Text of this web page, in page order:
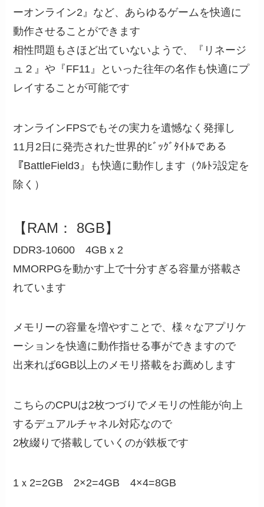
ーオンライン2』など、あらゆるゲームを快適に
動作させることができます
相性問題もさほど出ていないようで、『リネージ
ュ２』や『FF11』といった往年の名作も快適にプ
レイすることが可能です
オンラインFPSでもその実力を遺憾なく発揮し
11月2日に発売された世界的ﾋﾞｯｸﾞﾀｲﾄﾙである
『BattleField3』も快適に動作します（ｳﾙﾄﾗ設定を
除く）
【RAM： 8GB】
DDR3-10600 4GBｘ2
MMORPGを動かす上で十分すぎる容量が搭載さ
れています
メモリーの容量を増やすことで、様々なアプリケ
ーションを快適に動作指せる事ができますので
出来れば6GB以上のメモリ搭載をお薦めします
こちらのCPUは2枚つづりでメモリの性能が向上
するデュアルチャネル対応なので
2枚綴りで搭載していくのが鉄板です
1ｘ2=2GB 2×2=4GB 4×4=8GB